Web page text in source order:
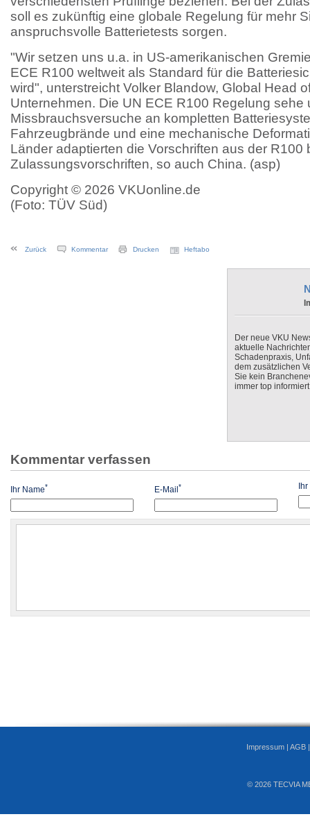
soll es zukünftig eine globale Regelung für mehr
anspruchsvolle Batterietests sorgen.
"Wir setzen uns u.a. in US-amerikanischen
ECE R100 weltweit als Standard für die
wird", unterstreicht Volker Blandow, Global Head
Unternehmen. Die UN ECE R100 Regelung sehe
Missbrauchsversuche an kompletten
Fahrzeugbrände und eine mechanische
Länder adaptierten die Vorschriften aus der R100
Zulassungsvorschriften, so auch China. (asp)
Copyright © 2026 VKUonline.de
(Foto: TÜV Süd)
Zurück Kommentar Drucken Heftabo
Der neue VKU
aktuelle
Schadenpraxis,
dem zusätzlichen
Sie kein
immer top
Kommentar verfassen
Ihr Name* E-Mail *
Impressum | AGB
© 2026 TECVIA